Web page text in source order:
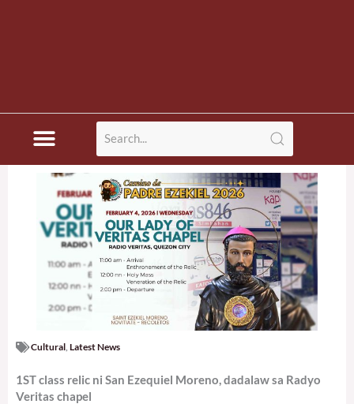
Cultural Latest News
1ST class relic ni San Ezequiel Moreno, dadalaw sa Radyo
Veritas chapel